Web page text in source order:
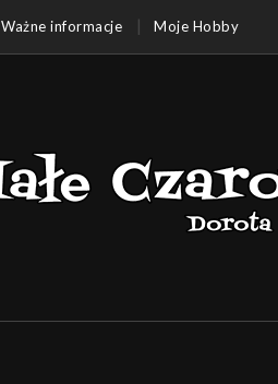
Ważne informacje Moje Hobby